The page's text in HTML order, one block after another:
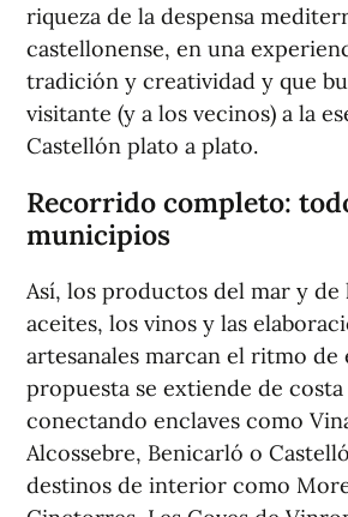
riqueza de la despensa
castellonense, en una
tradición y creatividad y que
visitante (y a los vecinos) a la
Castellón plato a plato.
Recorrido completo:
municipios
Así, los productos del mar y de
aceites, los vinos y las
artesanales marcan el ritmo de
propuesta se extiende de
conectando enclaves como
Alcossebre, Benicarló o
destinos de interior como